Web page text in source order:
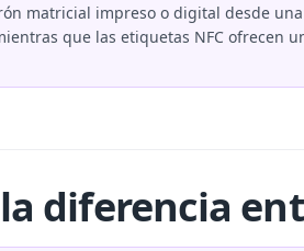
matricial impreso o digital desde
que las etiquetas NFC ofrecen
diferencia